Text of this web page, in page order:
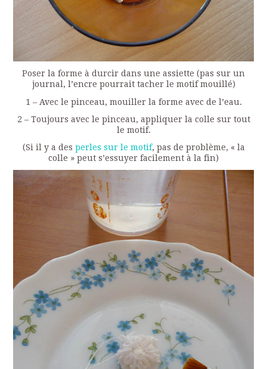
Poser la forme à durcir dans une assiette (pas sur un
journal, l’encre pourrait tacher le motif mouillé)
1 – Avec le pinceau, mouiller la forme avec de l’eau.
2 – Toujours avec le pinceau, appliquer la colle sur tout
le motif.
(Si il y a des perles sur le motif, pas de problème, « la
colle » peut s’essuyer facilement à la fin)